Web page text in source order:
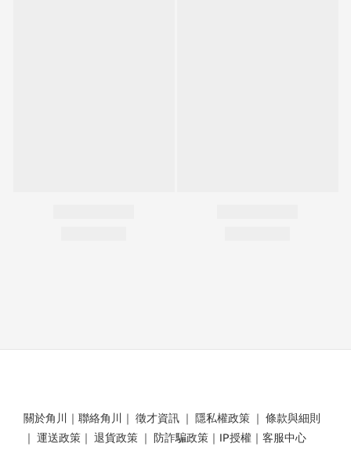
關於角川 ｜ 聯絡角川 ｜ 徵才資訊 ｜ 隱私權政策 ｜ 條款與細則
｜ 運送政策 ｜ 退貨政策 ｜ 防詐騙政策 ｜ IP授權 ｜ 客服中心